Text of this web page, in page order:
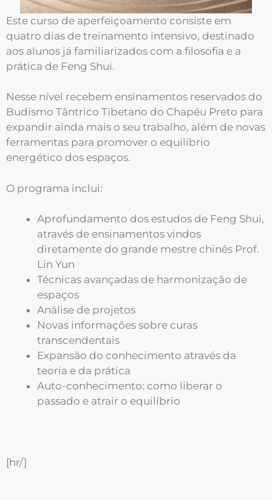
Este curso de aperfeiçoamento consiste em
quatro dias de treinamento intensivo, destinado
aos alunos já familiarizados com a filosofia e a
prática de Feng Shui.
Nesse nível recebem ensinamentos reservados do
Budismo Tântrico Tibetano do Chapéu Preto para
expandir ainda mais o seu trabalho, além de novas
ferramentas para promover o equilíbrio
energético dos espaços.
O programa inclui:
Aprofundamento dos estudos de Feng Shui,
através de ensinamentos vindos
diretamente do grande mestre chinês Prof.
Lin Yun
Técnicas avançadas de harmonização de
espaços
Análise de projetos
Novas informações sobre curas
transcendentais
Expansão do conhecimento através da
teoria e da prática
Auto-conhecimento: como liberar o
passado e atrair o equilíbrio
[hr/]